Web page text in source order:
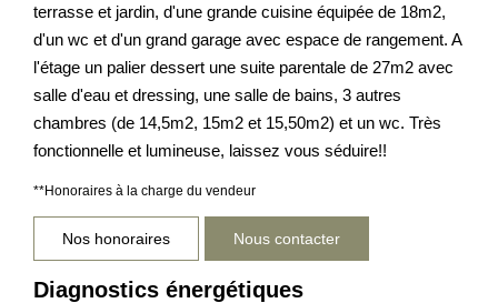
terrasse et jardin, d'une grande cuisine équipée de 18m2,
d'un wc et d'un grand garage avec espace de rangement. A
l'étage un palier dessert une suite parentale de 27m2 avec
salle d'eau et dressing, une salle de bains, 3 autres
chambres (de 14,5m2, 15m2 et 15,50m2) et un wc. Très
fonctionnelle et lumineuse, laissez vous séduire!!
**Honoraires à la charge du vendeur
Nos honoraires Nous contacter
Diagnostics énergétiques